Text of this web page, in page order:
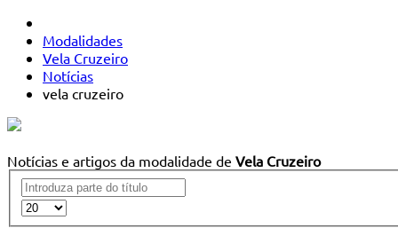
Modalidades
Vela Cruzeiro
Notícias
vela cruzeiro
Notícias e artigos da modalidade de Vela Cruzeiro